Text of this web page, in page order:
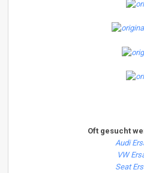
Oft gesucht
Audi
VW
Seat